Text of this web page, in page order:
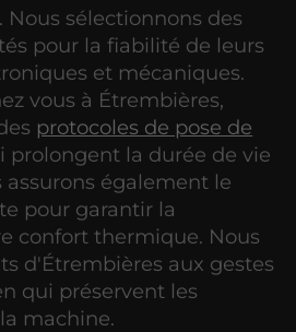
Nous sélectionnons des
pour la fiabilité de leurs
et mécaniques.
vous à Étrembières,
protocoles de pose de
prolongent la durée de vie
également le
pour garantir la
confort thermique. Nous
d'Étrembières aux gestes
qui préservent les
machine.